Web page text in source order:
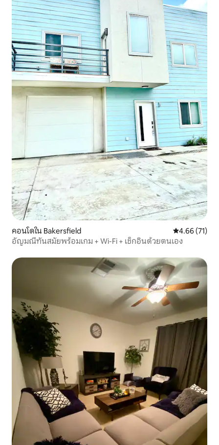
คอนโดใน Bakersfield คะแนนเฉลี่ย
4.66 (71)
อัญมณีทันสมัยพร้อมเกม + Wi-Fi + เช็กอินด้วยตนเอง